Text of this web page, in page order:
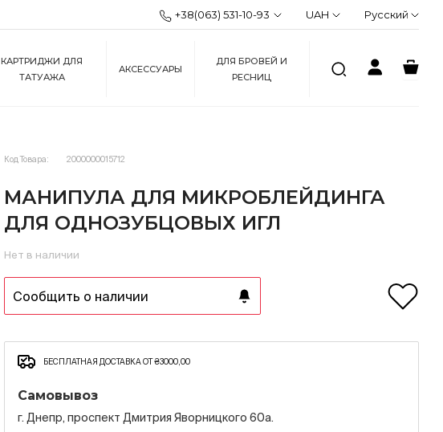
+38(063) 531-10-93 UAH Русский
КАРТРИДЖИ ДЛЯ
ТАТУАЖА
АКСЕССУАРЫ
ДЛЯ БРОВЕЙ И
РЕСНИЦ
Код Товара: 2000000015712
МАНИПУЛА ДЛЯ МИКРОБЛЕЙДИНГА
ДЛЯ ОДНОЗУБЦОВЫХ ИГЛ
Нет в наличии
Сообщить о наличии
БЕСПЛАТНАЯ ДОСТАВКА ОТ ₴3000,00
Самовывоз
г. Днепр, проспект Дмитрия Яворницкого 60а.